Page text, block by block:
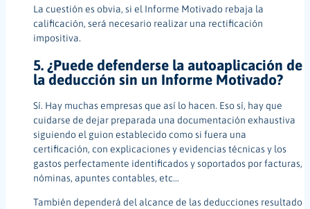
La cuestión es obvia, si el Informe Motivado rebaja la
calificación, será necesario realizar una rectificación
impositiva.
5. ¿Puede defenderse la autoaplicación de
la deducción sin un Informe Motivado?
Sí. Hay muchas empresas que así lo hacen. Eso sí, hay que
cuidarse de dejar preparada una documentación exhaustiva
siguiendo el guion establecido como si fuera una
certificación, con explicaciones y evidencias técnicas y los
gastos perfectamente identificados y soportados por facturas,
nóminas, apuntes contables, etc…
También dependerá del alcance de las deducciones resultado